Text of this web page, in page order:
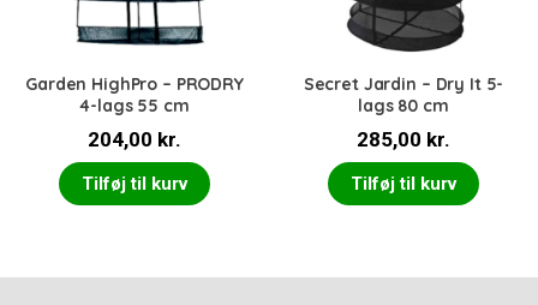
Garden HighPro – PRODRY
4-lags 55 cm
204,00 kr.
Tilføj til kurv
Secret Jardin – Dry It 5-
lags 80 cm
285,00 kr.
Tilføj til kurv